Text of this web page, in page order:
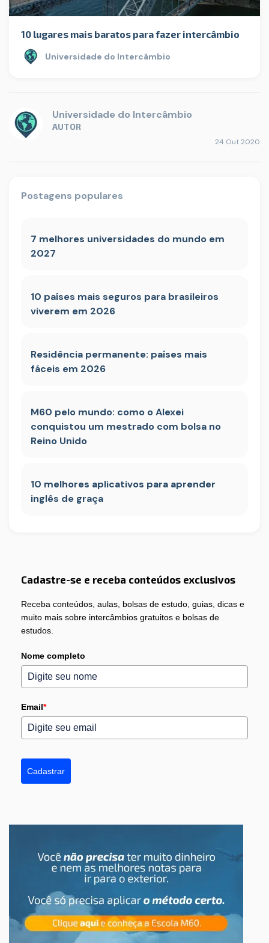
10 lugares mais baratos para fazer intercâmbio
Universidade do Intercâmbio
Universidade do Intercâmbio
AUTOR
24 Out 2020
Postagens populares
7 melhores universidades do mundo em
2027
10 países mais seguros para brasileiros
viverem em 2026
Residência permanente: países mais
fáceis em 2026
M60 pelo mundo: como o Alexei
conquistou um mestrado com bolsa no
Reino Unido
10 melhores aplicativos para aprender
inglês de graça
Cadastre-se e receba conteúdos exclusivos
Receba conteúdos, aulas, bolsas de estudo, guias, dicas e
muito mais sobre intercâmbios gratuitos e bolsas de
estudos.
Nome completo
Email*
Cadastrar